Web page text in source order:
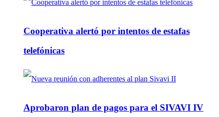
Cooperativa alertó por intentos de estafas
telefónicas
Aprobaron plan de pagos para el SIVAVI IV